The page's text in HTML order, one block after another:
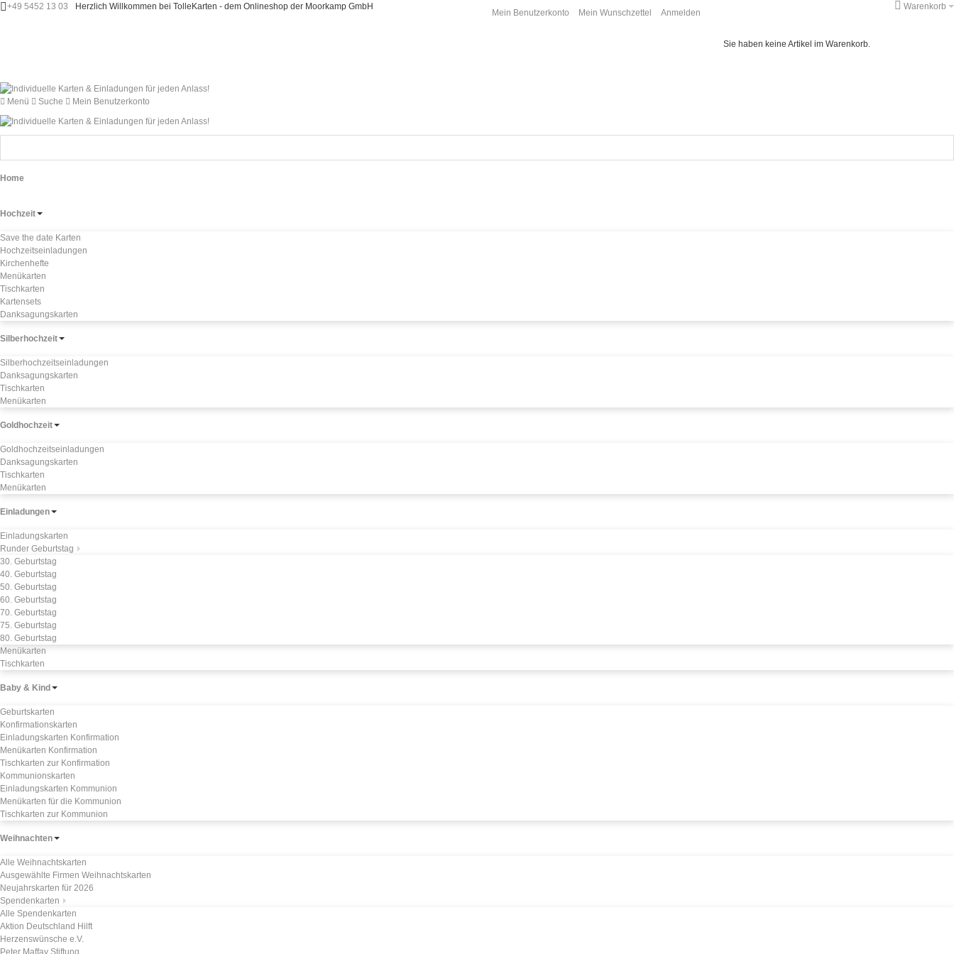
+49 5452 13 03 Herzlich Willkommen bei TolleKarten - dem Onlineshop der Moorkamp GmbH Warenkorb
Sie haben keine Artikel im Warenkorb.
Mein Benutzerkonto Mein Wunschzettel Anmelden
Menü Suche Mein Benutzerkonto
Home
Hochzeit
Save the date Karten
Hochzeitseinladungen
Kirchenhefte
Menükarten
Tischkarten
Kartensets
Danksagungskarten
Silberhochzeit
Silberhochzeitseinladungen
Danksagungskarten
Tischkarten
Menükarten
Goldhochzeit
Goldhochzeitseinladungen
Danksagungskarten
Tischkarten
Menükarten
Einladungen
Einladungskarten
Runder Geburtstag
30. Geburtstag
40. Geburtstag
50. Geburtstag
60. Geburtstag
70. Geburtstag
75. Geburtstag
80. Geburtstag
Menükarten
Tischkarten
Baby & Kind
Geburtskarten
Konfirmationskarten
Einladungskarten Konfirmation
Menükarten Konfirmation
Tischkarten zur Konfirmation
Kommunionskarten
Einladungskarten Kommunion
Menükarten für die Kommunion
Tischkarten zur Kommunion
Weihnachten
Alle Weihnachtskarten
Ausgewählte Firmen Weihnachtskarten
Neujahrskarten für 2026
Spendenkarten
Alle Spendenkarten
Aktion Deutschland Hilft
Herzenswünsche e.V.
Peter Maffay Stiftung